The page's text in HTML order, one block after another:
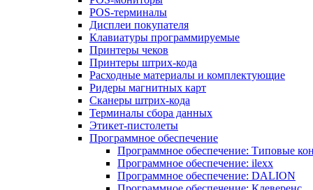
POS-терминалы
Дисплеи покупателя
Клавиатуры программируемые
Принтеры чеков
Принтеры штрих-кода
Расходные материалы и комплектующие
Ридеры магнитных карт
Сканеры штрих-кода
Терминалы сбора данных
Этикет-пистолеты
Программное обеспечение
Программное обеспечение: Типовые
Программное обеспечение: ilexx
Программное обеспечение: DALION